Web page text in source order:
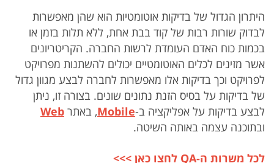
היתרון הגדול של בדיקות אוטומטיות הוא שהן מאפשרות
לבדוק שורות רבות של קוד בבת אחת, ללא תלות בזמן או
בכמות כוח האדם העומדת לרשות החברה. הקריטריונים
אשר מזינים לכלים האוטומטיים יכולים להשתנות מפרויקט
לפרויקט וכך בדיקות אלו מאפשרות לחברה לבצע מגוון גדול
של בדיקות על בסיס הזנת נתונים שונים. בצורה זו, ניתן
לבצע בדיקות על אפליקציה ב-Mobile, באתר Web
ובתוכנה עצמה באותה השיטה.
לכל משרות ה-QA לחצו כאן >>>